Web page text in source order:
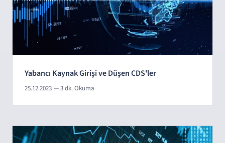
Yabancı Kaynak Girişi ve Düşen CDS'ler
25.12.2023 — 3 dk. Okuma